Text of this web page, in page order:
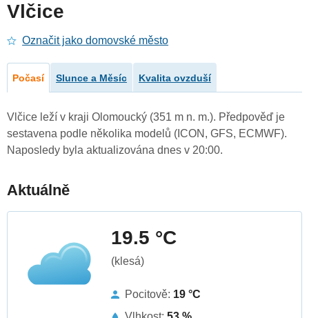
Vlčice
Označit jako domovské město
Počasí Slunce a Měsíc Kvalita ovzduší
Vlčice leží v kraji Olomoucký (351 m n. m.). Předpověď je
sestavena podle několika modelů (ICON, GFS, ECMWF).
Naposledy byla aktualizována dnes v 20:00.
Aktuálně
19.5 °C
(klesá)
Pocitově: 19 °C